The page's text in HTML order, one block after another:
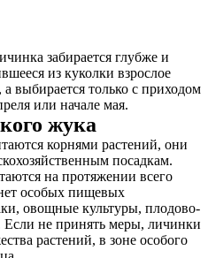
забирается глубже и
из куколки взрослое
а выбирается только с приходом
или начале мая.
жука
корнями растений, они
посадкам.
на протяжении всего
особых пищевых
овощные культуры, плодово-
Если не принять меры, личинки
растений, в зоне особого